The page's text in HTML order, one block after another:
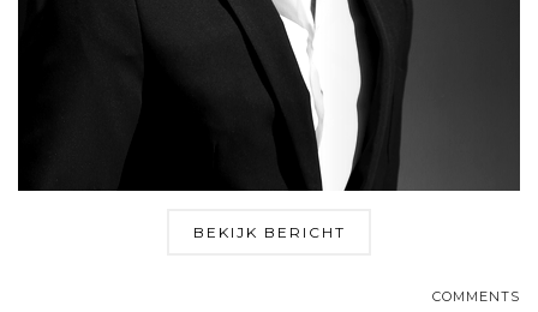
BEKIJK BERICHT
COMMENTS